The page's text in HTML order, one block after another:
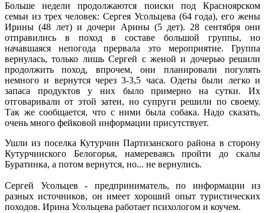
Больше недели продолжаются поиски под Красноярском
семьи из трех человек: Сергея Усольцева (64 года), его жены
Ирины (48 лет) и дочери Арины (5 дет). 28 сентября они
отправились в поход в составе большой группы, но
начавшаяся непогода прервала это мероприятие. Группа
вернулась, только лишь Сергей с женой и дочерью решили
продолжить поход, впрочем, они планировали погулять
немного и вернутся через 3-3,5 часа. Одеты были легко и
запаса продуктов у них было примерно на сутки. Их
отговаривали от этой затеи, но супруги решили по своему.
Так же сообщается, что с ними была собака. Надо сказать,
очень много фейковой информации присутствует.
Ушли из поселка Кутурчин Партизанского района в сторону
Кутурчинского Белогорья, намереваясь пройти до скалы
Буратинка, а потом вернутся, но... не вернулись.
Сергей Усольцев - предприниматель, по информации из
разных источников, он имеет хороший опыт туристических
походов. Ирина Усольцева работает психологом и коучем.